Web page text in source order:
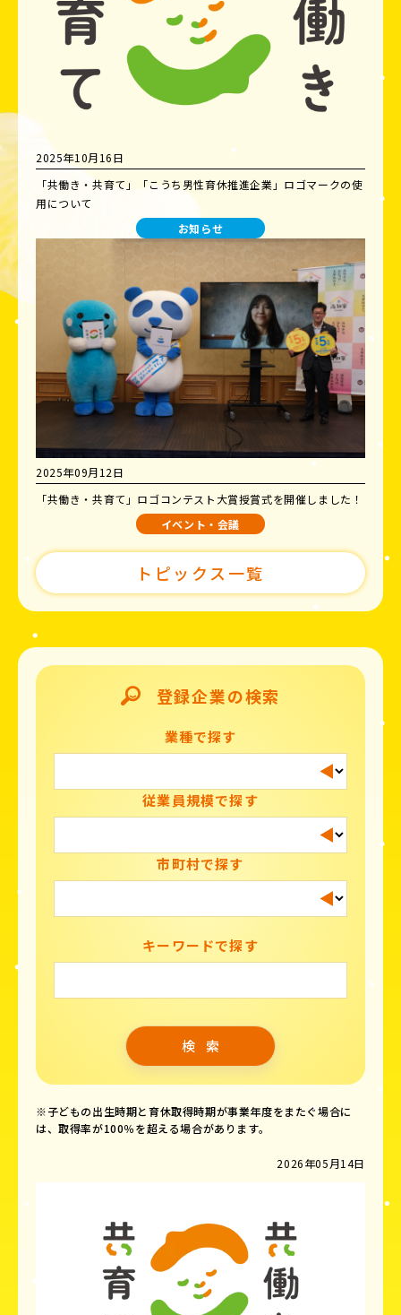
2025年10月16日
「共働き・共育て」「こうち男性育休推進企業」ロゴマークの使
用について
お知らせ
2025年09月12日
「共働き・共育て」ロゴコンテスト大賞授賞式を開催しました！
イベント・会議
トピックス一覧
登録企業の検索
業種で探す
従業員規模で探す
市町村で探す
キーワードで探す
※子どもの出生時期と育休取得時期が事業年度をまたぐ場合に
は、取得率が100％を超える場合があります。
2026年05月14日